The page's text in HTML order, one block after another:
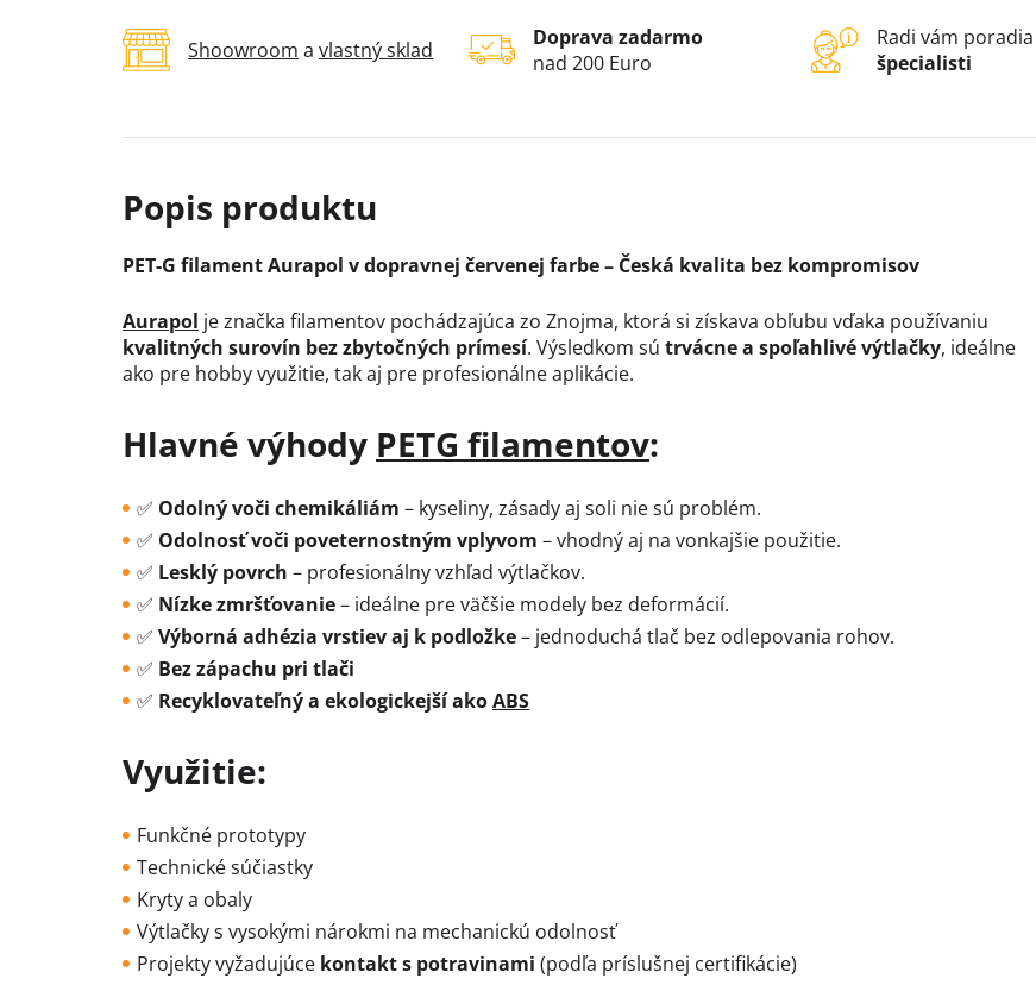
Shoowroom a vlastný sklad
Doprava zadarmo
nad 200 Euro
Radi vám poradia
špecialisti
PET-G filament Aurapol v dopravnej červenej farbe – Česká kvalita bez kompromisov
Aurapol je značka filamentov pochádzajúca zo Znojma, ktorá si získava obľubu vďaka používaniu
kvalitných surovín bez zbytočných prímesí. Výsledkom sú trvácne a spoľahlivé výtlačky, ideálne
ako pre hobby využitie, tak aj pre profesionálne aplikácie.
Hlavné výhody PETG filamentov:
✅ Odolný voči chemikáliám – kyseliny, zásady aj soli nie sú problém.
✅ Odolnosť voči poveternostným vplyvom – vhodný aj na vonkajšie použitie.
✅ Lesklý povrch – profesionálny vzhľad výtlačkov.
✅ Nízke zmršťovanie– ideálne pre väčšie modely bez deformácií.
✅ Výborná adhézia vrstiev aj k podložke– jednoduchá tlač bez odlepovania rohov.
✅ Bez zápachu pri tlači
✅ Recyklovateľný a ekologickejší akoABS
Využitie:
Funkčné prototypy
Technické súčiastky
Kryty a obaly
Výtlačky s vysokými nárokmi na mechanickú odolnosť
Projekty vyžadujúce kontakt s potravinami (podľa príslušnej certifikácie)